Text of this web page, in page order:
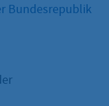
Bundesrepublik